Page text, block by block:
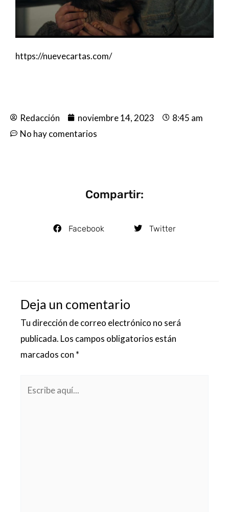
https://nuevecartas.com/
Redacción noviembre 14, 2023
8:45 am
No hay comentarios
Compartir:
Facebook Twitter
Deja un comentario
Tu dirección de correo electrónico no será
publicada. Los campos obligatorios están
marcados con *